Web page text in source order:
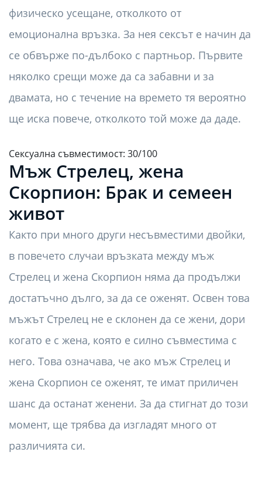
физическо усещане, отколкото от
емоционална връзка. За нея сексът е начин да
се обвърже по-дълбоко с партньор. Първите
няколко срещи може да са забавни и за
двамата, но с течение на времето тя вероятно
ще иска повече, отколкото той може да даде.
Сексуална съвместимост: 30/100
Мъж Стрелец, жена
Скорпион: Брак и семеен
живот
Както при много други несъвместими двойки,
в повечето случаи връзката между мъж
Стрелец и жена Скорпион няма да продължи
достатъчно дълго, за да се оженят. Освен това
мъжът Стрелец не е склонен да се жени, дори
когато е с жена, която е силно съвместима с
него. Това означава, че ако мъж Стрелец и
жена Скорпион се оженят, те имат приличен
шанс да останат женени. За да стигнат до този
момент, ще трябва да изгладят много от
различията си.